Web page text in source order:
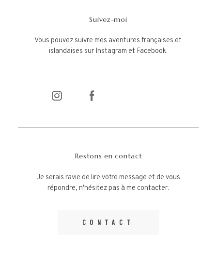
Restons en contact
Suivez-moi
Je serais ravie de lire votre message et de vous
répondre, n'hésitez pas à me contacter.
Vous pouvez suivre mes aventures françaises et
islandaises sur Instagram et Facebook.
CONTACT